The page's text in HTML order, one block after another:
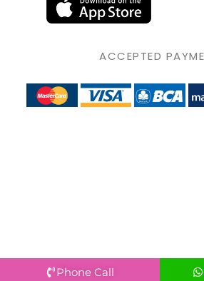
ACCEPTED
Phone Call